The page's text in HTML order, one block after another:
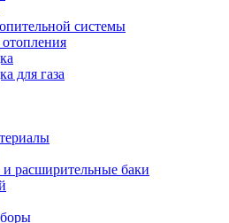
системы
для газа
расширительные баки